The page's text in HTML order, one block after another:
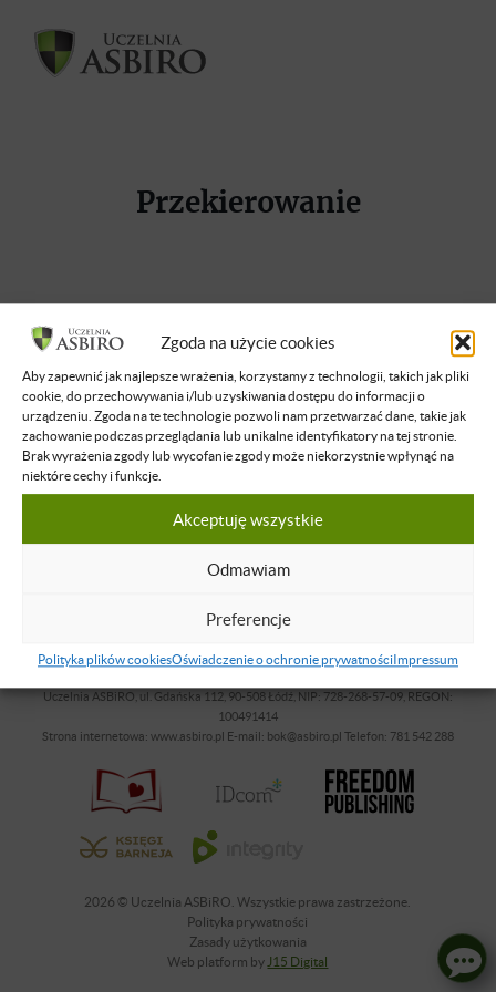
Zgoda na użycie cookies
Aby zapewnić jak najlepsze wrażenia, korzystamy z technologii, takich jak pliki
cookie, do przechowywania i/lub uzyskiwania dostępu do informacji o
urządzeniu. Zgoda na te technologie pozwoli nam przetwarzać dane, takie jak
zachowanie podczas przeglądania lub unikalne identyfikatory na tej stronie.
Brak wyrażenia zgody lub wycofanie zgody może niekorzystnie wpłynąć na
niektóre cechy i funkcje.
Akceptuję wszystkie
Odmawiam
Preferencje
Polityka plików cookiesOświadczenie o ochronie prywatnościImpressum
Przekierowanie
Tylko dla zalogowanych
Zaloguj się, by uzyskać dostęp do formularza zapisów.
ZALOGUJ SIĘ LUB ZAŁÓŻ KONTO
Uczelnia ASBiRO, ul. Gdańska 112, 90-508 Łódź, NIP: 728-268-57-09, REGON:
100491414
Strona internetowa: www.asbiro.pl E-mail: bok@asbiro.pl Telefon: 781 542 288
2026 © Uczelnia ASBiRO. Wszystkie prawa zastrzeżone.
Polityka prywatności
Zasady użytkowania
Web platform byJ15 Digital